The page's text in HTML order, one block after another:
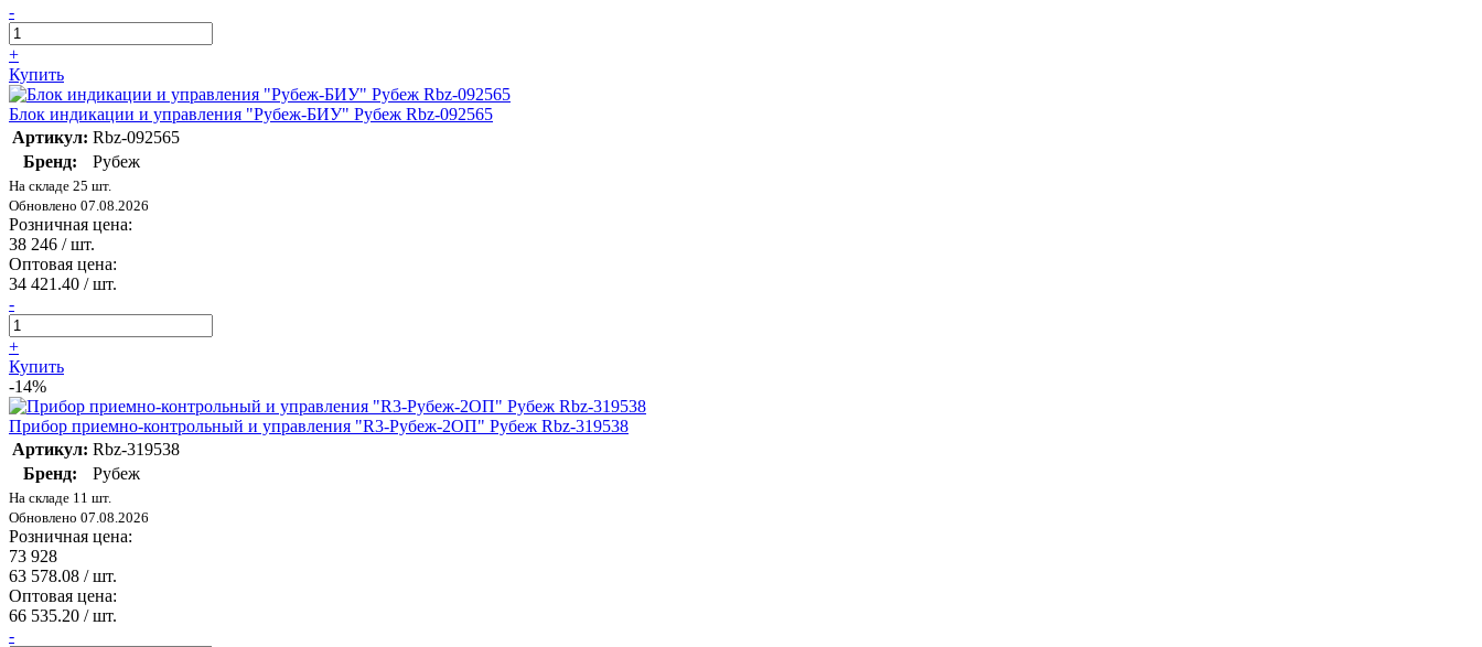
-
+
Купить
Блок индикации и управления "Рубеж-БИУ" Рубеж Rbz-092565
Артикул: Rbz-092565
Бренд:
Рубеж
На складе 25 шт.
Обновлено 07.08.2026
Розничная цена:
38 246 / шт.
Оптовая цена:
34 421.40 / шт.
-
+
Купить
-14%
Прибор приемно-контрольный и управления "R3-Рубеж-2ОП" Рубеж Rbz-319538
Артикул: Rbz-319538
Бренд:
Рубеж
На складе 11 шт.
Обновлено 07.08.2026
Розничная цена:
73 928
63 578.08 / шт.
Оптовая цена:
66 535.20 / шт.
-